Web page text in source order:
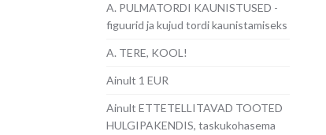
A. PULMATORDI KAUNISTUSED -
figuurid ja kujud tordi kaunistamiseks
A. TERE, KOOL!
Ainult 1 EUR
Ainult ETTETELLITAVAD TOOTED
HULGIPAKENDIS, taskukohasema